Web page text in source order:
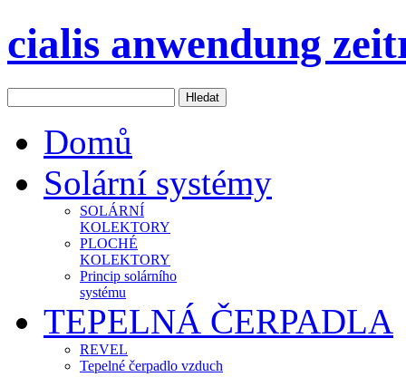
cialis anwendung
Domů
Solární systémy
SOLÁRNÍ
KOLEKTORY
PLOCHÉ
KOLEKTORY
Princip solárního
systému
TEPELNÁ ČERPADLA
REVEL
Tepelné čerpadlo vzduch